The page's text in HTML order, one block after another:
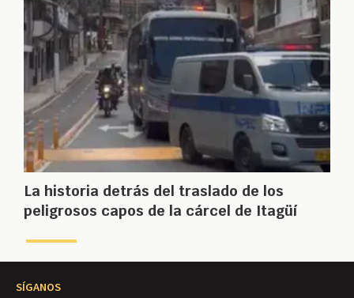
La historia detrás del traslado de los
peligrosos capos de la cárcel de Itagüí
SÍGANOS